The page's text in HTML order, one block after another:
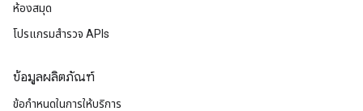
ห้องสมุด
โปรแกรมสำรวจ APIs
ข้อมูลผลิตภัณฑ์
ข้อกำหนดในการให้บริการ